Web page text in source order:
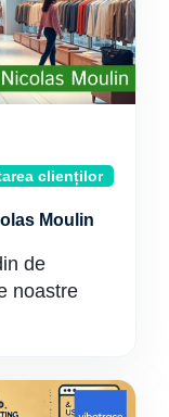
clienților
Moulin
de
noastre